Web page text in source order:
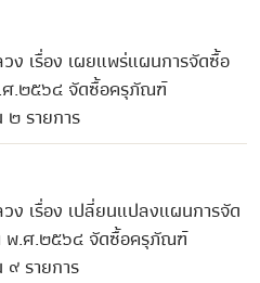
ง เรื่อง เผยแพร่แผนการจัดซื้อ
ศ.๒๕๖๔ จัดซื้อครุภัณฑ์
รายการ
ง เรื่อง เปลี่ยนแปลงแผนการจัด
พ.ศ.๒๕๖๔ จัดซื้อครุภัณฑ์
รายการ